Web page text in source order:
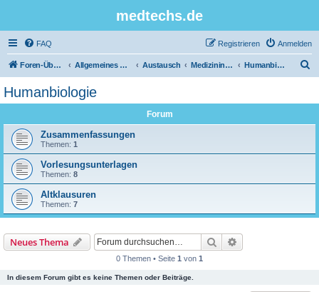
medtechs.de
FAQ Anmelden
Registrieren
Foren-Übersicht Allgemeines Board Austausch Medizininformatik Humanbiologie
Humanbiologie
Forum
Zusammenfassungen
Themen: 1
Vorlesungsunterlagen
Themen: 8
Altklausuren
Themen: 7
Neues Thema Suche
0 Themen • Seite 1 von 1
In diesem Forum gibt es keine Themen oder Beiträge.